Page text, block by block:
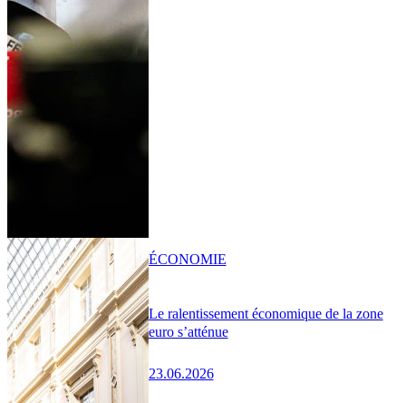
Le ralentissement économique de la zone
euro s’atténue
23.06.2026
ÉCONOMIE